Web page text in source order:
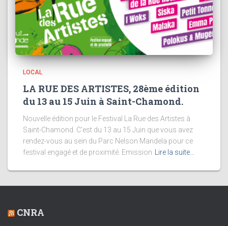
LOCAL
LA RUE DES ARTISTES, 28ème édition
du 13 au 15 Juin à Saint-Chamond.
Nouvelle édition pour le Festival La Rue des Artistes à
Saint-Chamond. C’est du 13 au 15 Juin que vous avez
rendez-vous au sein du Parc Nelson Mandela pour ce
festival engagé et de proximité. Emission
Lire la suite…
CNRA